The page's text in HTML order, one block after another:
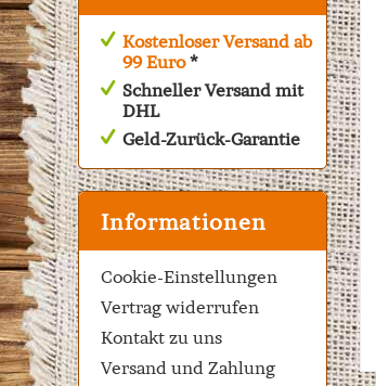
Kostenloser Versand ab
99 Euro*
Schneller Versand mit
DHL
Geld-Zurück-Garantie
Informationen
Cookie-Einstellungen
Vertrag widerrufen
Kontakt zu uns
Versand und Zahlung